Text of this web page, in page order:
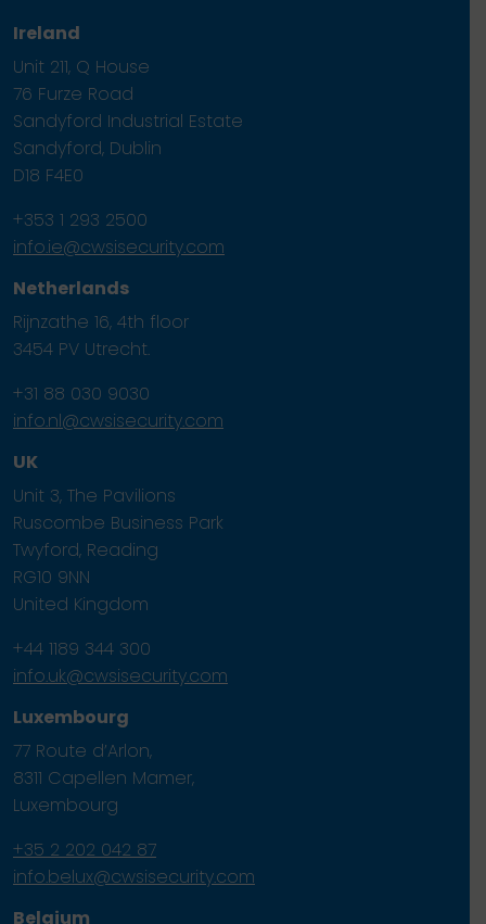
Ireland
Unit 211, Q House
76 Furze Road
Sandyford Industrial Estate
Sandyford, Dublin
D18 F4E0
+353 1 293 2500
info.ie@cwsisecurity.com
Netherlands
Rijnzathe 16, 4th floor
3454 PV Utrecht.
+31 88 030 9030
info.nl@cwsisecurity.com
UK
Unit 3, The Pavilions
Ruscombe Business Park
Twyford, Reading
RG10 9NN
United Kingdom
+44 1189 344 300
info.uk@cwsisecurity.com
Luxembourg
77 Route d’Arlon,
8311 Capellen Mamer,
Luxembourg
+35 2 202 042 87
info.belux@cwsisecurity.com
Belgium